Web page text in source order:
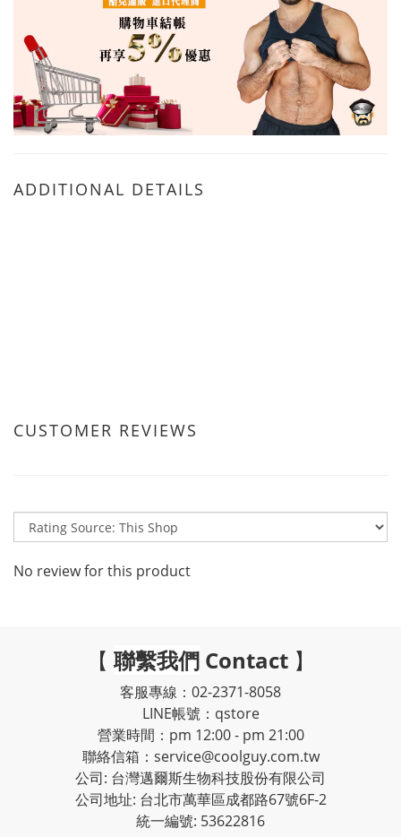
ADDITIONAL DETAILS
CUSTOMER REVIEWS
No review for this product
【 聯繫我們 Contact 】
客服專線：02-2371-8058
LINE帳號：qstore
營業時間：pm 12:00 - pm 21:00
聯絡信箱：service@coolguy.com.tw
公司: 台灣邁爾斯生物科技股份有限公司
公司地址: 台北市萬華區成都路67號6F-2
統一編號: 53622816